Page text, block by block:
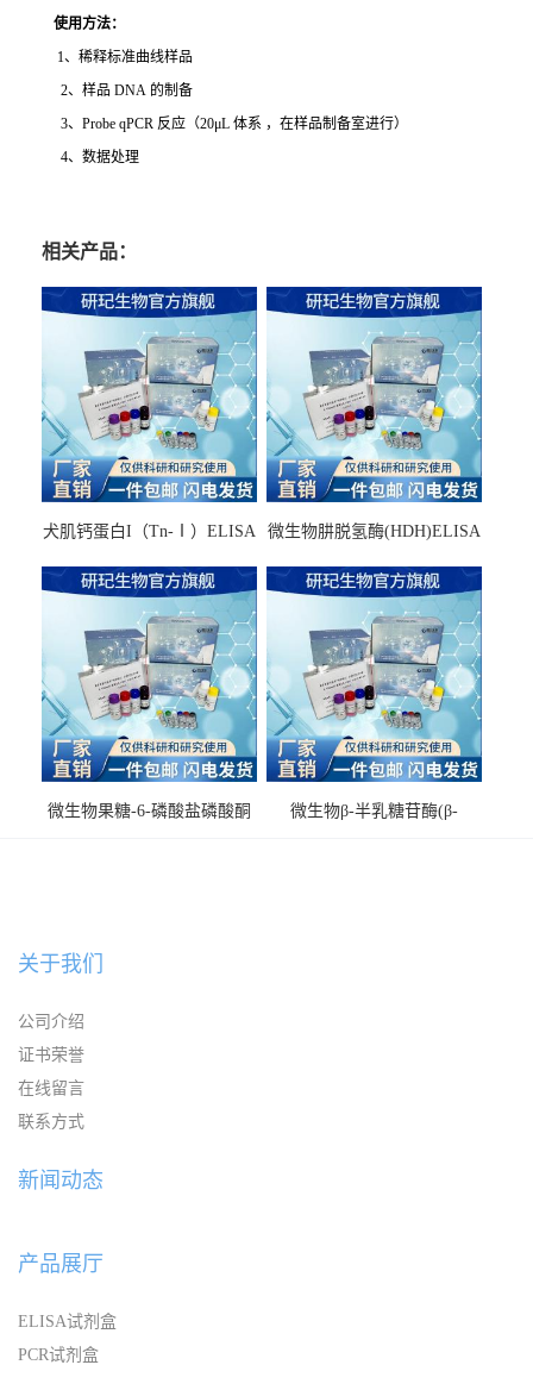
使用方法：
1、稀释标准曲线样品
2、样品 DNA 的制备
3、Probe qPCR 反应（20μL 体系 ，在样品制备室进行）
4、数据处理
相关产品：
犬肌钙蛋白I（Tn-Ⅰ）ELISA
微生物肼脱氢酶(HDH)ELISA
微生物果糖-6-磷酸盐磷酸酮
微生物β-半乳糖苷酶(β-
关于我们
公司介绍
证书荣誉
在线留言
联系方式
新闻动态
产品展厅
ELISA试剂盒
PCR试剂盒